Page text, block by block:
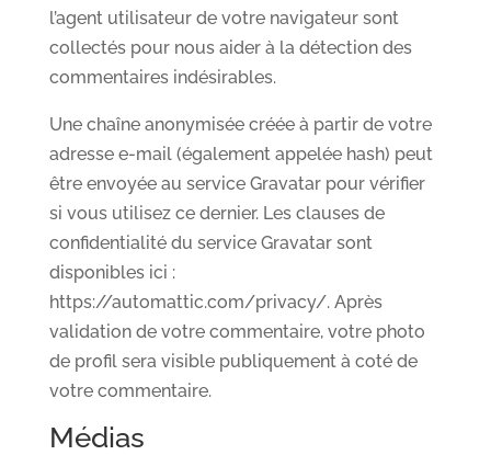
l’agent utilisateur de votre navigateur sont
collectés pour nous aider à la détection des
commentaires indésirables.
Une chaîne anonymisée créée à partir de votre
adresse e-mail (également appelée hash) peut
être envoyée au service Gravatar pour vérifier
si vous utilisez ce dernier. Les clauses de
confidentialité du service Gravatar sont
disponibles ici :
https://automattic.com/privacy/. Après
validation de votre commentaire, votre photo
de profil sera visible publiquement à coté de
votre commentaire.
Médias